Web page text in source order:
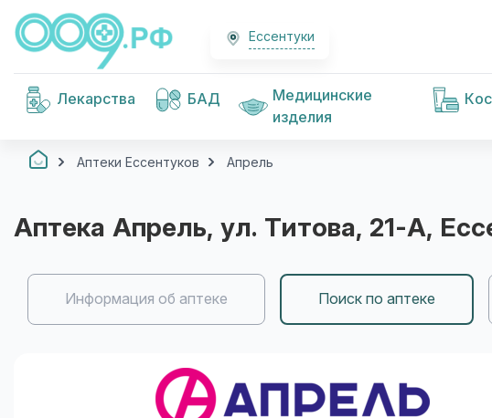
Ессентуки
Лекарства БАД
Медицинские
изделия
Аптеки Ессентуков Апрель
Аптека Апрель, ул. Титова, 21-А,
Информация об аптеке Поиск по аптеке